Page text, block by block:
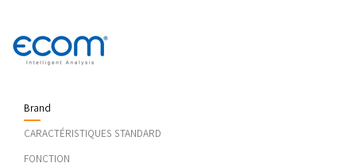
Brand
CARACTÉRISTIQUES STANDARD
FONCTION